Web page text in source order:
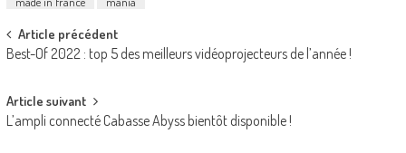
Post
navigation
Article précédent
Best-Of 2022 : top 5 des meilleurs vidéoprojecteurs de l’année !
Article suivant
L’ampli connecté Cabasse Abyss bientôt disponible !